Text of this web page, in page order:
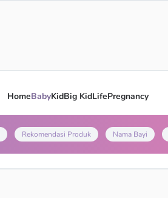
HomeBabyKidBig KidLifePregnancy
Rekomendasi Produk Nama Bayi